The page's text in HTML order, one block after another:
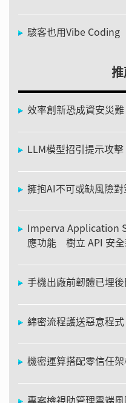
駭客也用Vibe
效率創新恐成資安災
LLM模型招引提示攻
擁抱AI不可或缺風險
Imperva Application
應功能 樹立 API 安
手機出廠前韌體已埋
綿密流程護送惡意程
機密運算搭配零信任
專案檢視助管理雲端